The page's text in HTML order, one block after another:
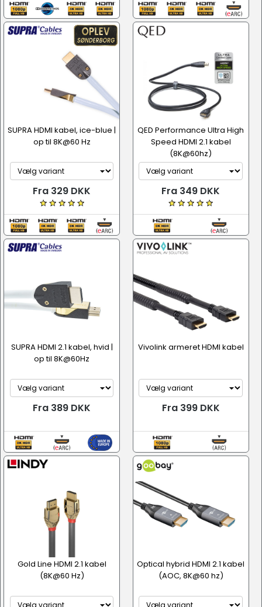
SUPRA HDMI kabel, ice-blue |
op til 8K@60 Hz
Fra 329 DKK
QED Performance Ultra High
Speed HDMI 2.1 kabel
(8K@60hz)
Fra 349 DKK
SUPRA HDMI 2.1 kabel, hvid |
op til 8K@60Hz
Fra 389 DKK
Vivolink armeret HDMI kabel
Fra 399 DKK
Gold Line HDMI 2.1 kabel
(8K@60 Hz)
Optical hybrid HDMI 2.1 kabel
(AOC, 8K@60 hz)